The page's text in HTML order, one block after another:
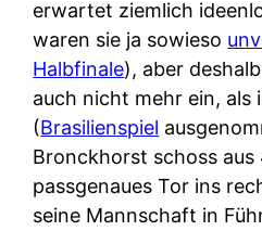
erwartet ziemlich
waren sie ja sowieso
Halbfinale), aber
auch nicht mehr ein, als
(Brasilienspiel
Bronckhorst schoss
passgenaues Tor ins
seine Mannschaft in